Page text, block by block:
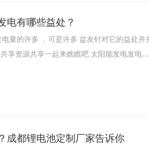
电有哪些益处？
针对它的益处并并并
不是很掌握，**我给大伙儿资源共享资源共享一起来瞧瞧吧 太阳能发电发电…
成都锂电池定制厂家告诉你